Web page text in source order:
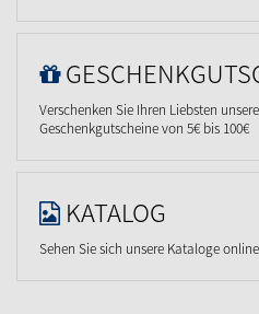
Verschenken Sie Ihren Liebsten
Geschenkgutscheine von 5€ bis 100€
KATALOG
Sehen Sie sich unsere Kataloge